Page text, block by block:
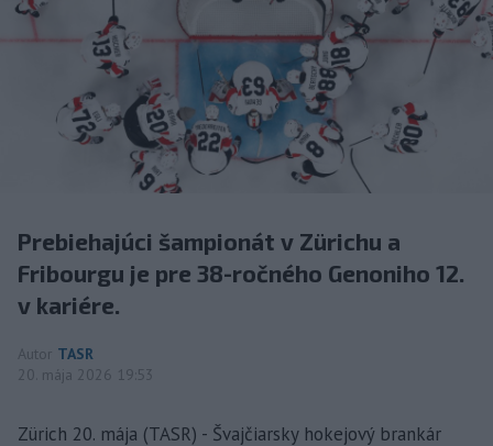
Prebiehajúci šampionát v Zürichu a
Fribourgu je pre 38-ročného Genoniho 12.
v kariére.
Autor TASR
20. mája 2026 19:53
Zürich 20. mája (TASR) - Švajčiarsky hokejový brankár